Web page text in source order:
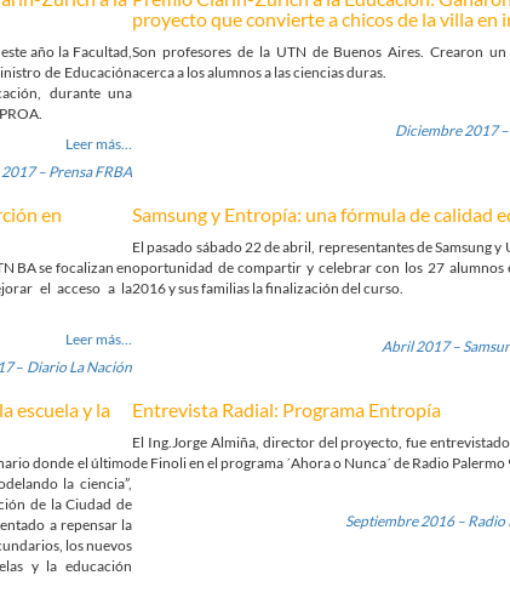
año la Facultad,
de Educación
durante una
Leer más…
– Prensa FRBA
proyecto que convierte a chicos de la villa en
Son profesores de la UTN de Buenos Aires. Crearon
acerca a los alumnos a las ciencias duras.
Diciembre 2017
en
BA se focalizan en
el acceso a la
Leer más…
– Diario La Nación
Samsung y Entropía: una fórmula de calidad
El pasado sábado 22 de abril, representantes de Samsung
oportunidad de compartir y celebrar con los 27 alumnos
2016 y sus familias la finalización del curso.
Abril 2017 –
escuela y la
donde el último
la ciencia”,
de la Ciudad de
a repensar la
los nuevos
y la educación
Entrevista Radial: Programa Entropía
El Ing.Jorge Almiña, director del proyecto, fue
de Finoli en el programa ´Ahora o Nunca´ de Radio Palermo
Septiembre 2016 – Radio